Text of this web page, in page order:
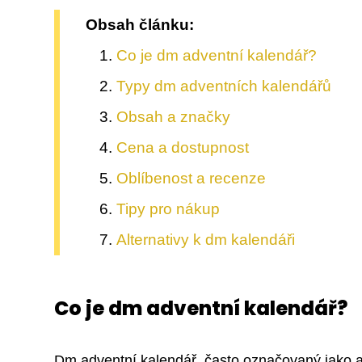
Obsah článku:
Co je dm adventní kalendář?
Typy dm adventních kalendářů
Obsah a značky
Cena a dostupnost
Oblíbenost a recenze
Tipy pro nákup
Alternativy k dm kalendáři
Co je dm adventní kalendář?